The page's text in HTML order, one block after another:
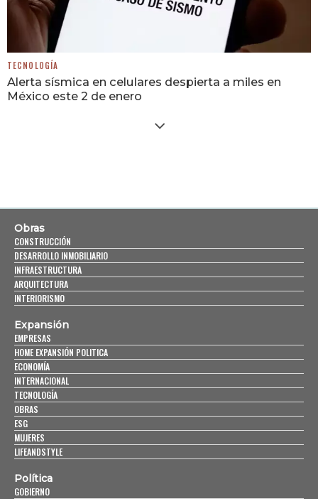
TECNOLOGÍA
Alerta sísmica en celulares despierta a miles en
México este 2 de enero
Obras
CONSTRUCCIÓN
DESARROLLO INMOBILIARIO
INFRAESTRUCTURA
ARQUITECTURA
INTERIORISMO
Expansión
EMPRESAS
HOME EXPANSIÓN POLITICA
ECONOMÍA
INTERNACIONAL
TECNOLOGÍA
OBRAS
ESG
MUJERES
LIFEANDSTYLE
Política
GOBIERNO